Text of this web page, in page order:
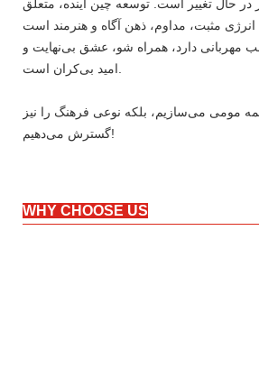
حال تغییر است. توسعه چین آینده، متعلق
مهربانی دارد، همراه شو، عشق بی‌نهایت و
مومی می‌سازیم، بلکه نوعی فرهنگ را نیز
گسترش می‌دهیم!
WHY CHOOSE US